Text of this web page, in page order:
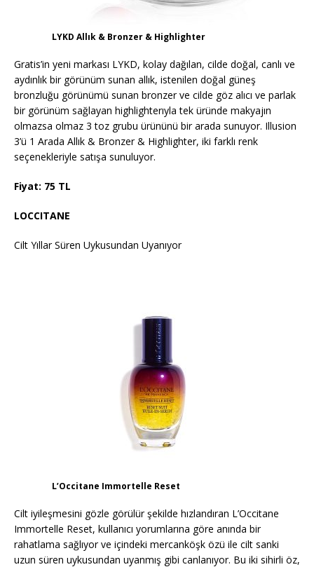
LYKD Allık & Bronzer & Highlighter
Gratis’in yeni markası LYKD, kolay dağılan, cilde doğal, canlı ve
aydınlık bir görünüm sunan allık, istenilen doğal güneş
bronzluğu görünümü sunan bronzer ve cilde göz alıcı ve parlak
bir görünüm sağlayan highlighterıyla tek üründe makyajın
olmazsa olmaz 3 toz grubu ürününü bir arada sunuyor. Illusion
3’ü 1 Arada Allık & Bronzer & Highlighter, iki farklı renk
seçenekleriyle satışa sunuluyor.
Fiyat: 75 TL
LOCCITANE
Cilt Yıllar Süren Uykusundan Uyanıyor
L’Occitane Immortelle Reset
Cilt iyileşmesini gözle görülür şekilde hızlandıran L’Occitane
Immortelle Reset, kullanıcı yorumlarına göre anında bir
rahatlama sağlıyor ve içindeki mercanköşk özü ile cilt sanki
uzun süren uykusundan uyanmış gibi canlanıyor. Bu iki sihirli öz,